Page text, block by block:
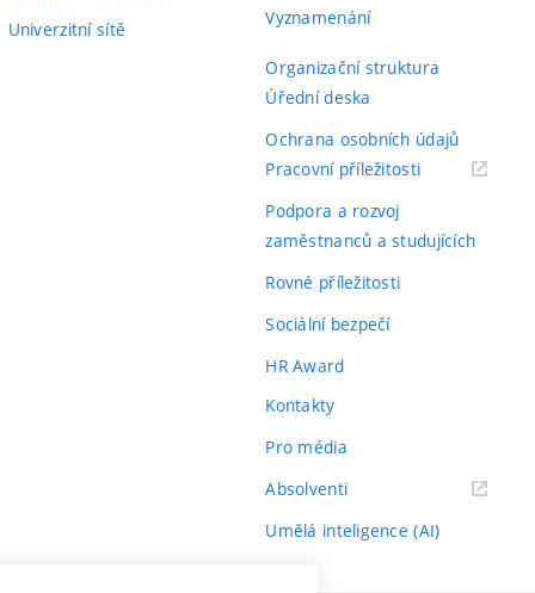
Univerzitní sítě
Vyznamenání
Organizační struktura
Úřední deska
Ochrana osobních údajů
Pracovní příležitosti(externí
Podpora a rozvoj
zaměstnanců a studujících
Rovné příležitosti
Sociální bezpečí
HR Award
Kontakty
Pro média
Absolventi(externí
Umělá inteligence (AI)